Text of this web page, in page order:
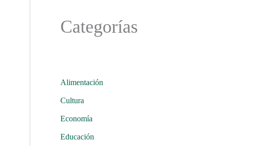
Categorías
Alimentación
Cultura
Economía
Educación